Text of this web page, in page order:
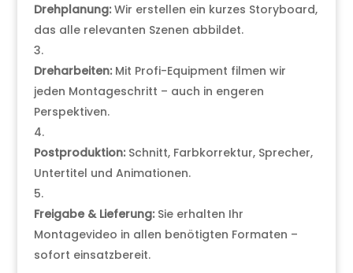
Drehplanung:Wir erstellen ein kurzes Storyboard,
das alle relevanten Szenen abbildet.
Dreharbeiten:Mit Profi-Equipment filmen wir
jeden Montageschritt – auch in engeren
Perspektiven.
Postproduktion:Schnitt, Farbkorrektur, Sprecher,
Untertitel und Animationen.
Freigabe & Lieferung:Sie erhalten Ihr
Montagevideo in allen benötigten Formaten –
sofort einsatzbereit.